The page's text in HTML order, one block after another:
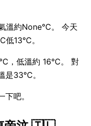
溫約None°C。 今天
13°C。
，低溫約 16°C。 對
33°C。
吧。